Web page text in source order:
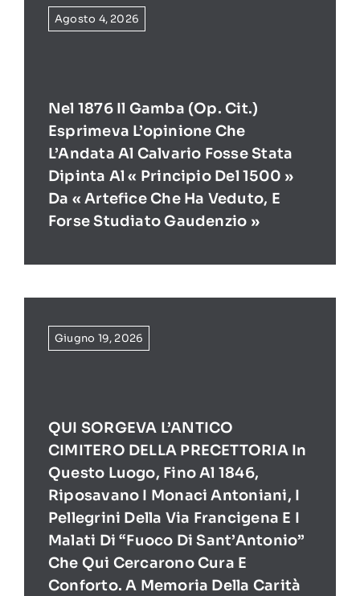
Agosto 4, 2026
Nel 1876 Il Gamba (op. Cit.)
Esprimeva L’opinione Che
L’Andata Al Calvario Fosse Stata
Dipinta Al « Principio Del 1500 »
Da « Artefice Che Ha Veduto, E
Forse Studiato Gaudenzio »
Giugno 19, 2026
QUI SORGEVA L’ANTICO
CIMITERO DELLA PRECETTORIA In
Questo Luogo, Fino Al 1846,
Riposavano I Monaci Antoniani, I
Pellegrini Della Via Francigena E I
Malati Di “Fuoco Di Sant’Antonio”
Che Qui Cercarono Cura E
Conforto. A Memoria Della Carità